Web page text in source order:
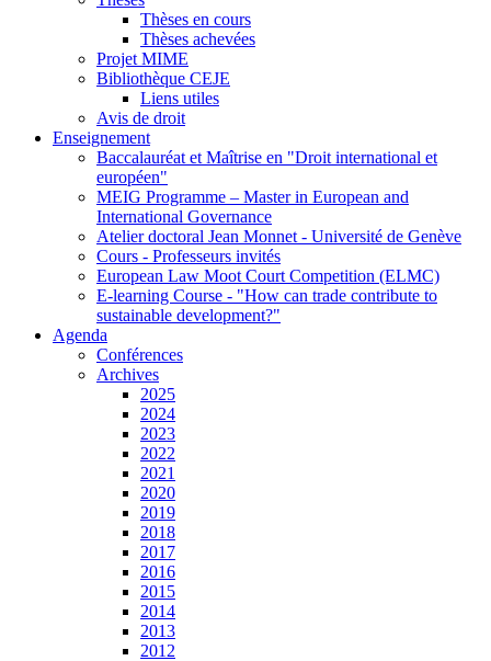
Thèses en cours
Thèses achevées
Projet MIME
Bibliothèque CEJE
Liens utiles
Avis de droit
Enseignement
Baccalauréat et Maîtrise en "Droit international et
européen"
MEIG Programme – Master in European and
International Governance
Atelier doctoral Jean Monnet - Université de Genève
Cours - Professeurs invités
European Law Moot Court Competition (ELMC)
E-learning Course - "How can trade contribute to
sustainable development?"
Agenda
Conférences
Archives
2025
2024
2023
2022
2021
2020
2019
2018
2017
2016
2015
2014
2013
2012